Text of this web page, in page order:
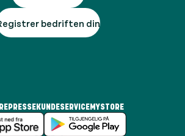
bedriften din
PRESSE KUNDESERVICE MYSTORE